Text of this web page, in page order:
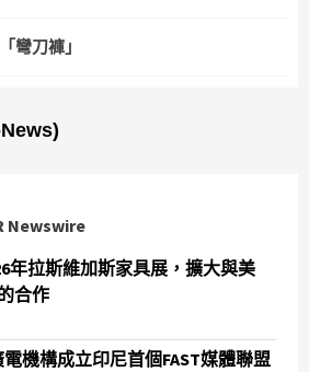
彎刀褲」
Newswire
年拉斯維加斯家具展，擴大與美
合作
機構成立印尼首個FAST媒體聯盟